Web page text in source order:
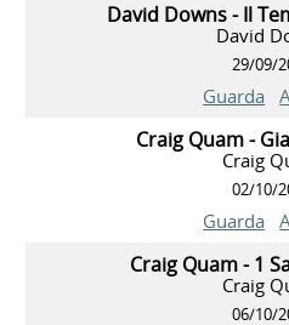
David Downs - Il
David
29/09/
Guarda
Craig Quam -
Craig
02/10/
Guarda
Craig Quam - 1
Craig
06/10/